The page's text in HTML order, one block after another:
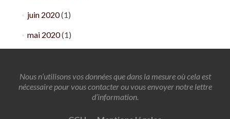
juin 2020(1)
mai 2020(1)
Nous n’utilisons vos données que dans la mesure où cela est
nécessaire pour vous contacter ou vous envoyer notre lettre
d’information.